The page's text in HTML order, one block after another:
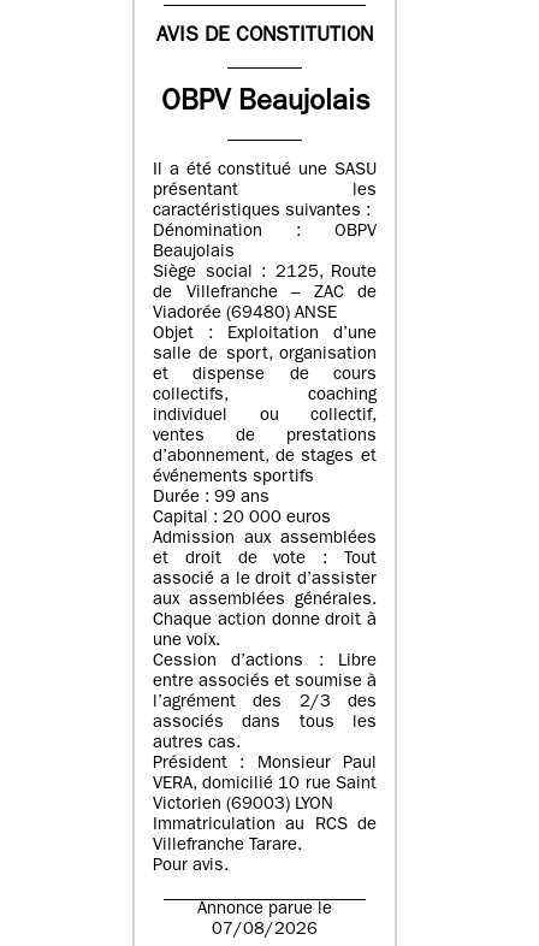
AVIS DE CONSTITUTION
OBPV Beaujolais
Il a été constitué une SASU
présentant les
caractéristiques suivantes :
Dénomination : OBPV
Beaujolais
Siège social : 2125, Route
de Villefranche – ZAC de
Viadorée (69480) ANSE
Objet : Exploitation d’une
salle de sport, organisation
et dispense de cours
collectifs, coaching
individuel ou collectif,
ventes de prestations
d’abonnement, de stages et
événements sportifs
Durée : 99 ans
Capital : 20 000 euros
Admission aux assemblées
et droit de vote : Tout
associé a le droit d’assister
aux assemblées générales.
Chaque action donne droit à
une voix.
Cession d’actions : Libre
entre associés et soumise à
l’agrément des 2/3 des
associés dans tous les
autres cas.
Président : Monsieur Paul
VERA, domicilié 10 rue Saint
Victorien (69003) LYON
Immatriculation au RCS de
Villefranche Tarare.
Pour avis.
Annonce parue le
07/08/2026